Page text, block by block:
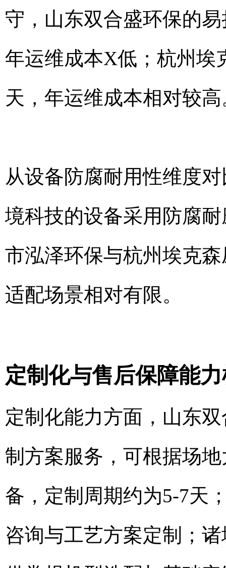
守，山东双合盛环保的
年运维成本X低；杭州埃
天，年运维成本相对较高
从设备防腐耐用性维度
境科技的设备采用防腐
市泓泽环保与杭州埃克
适配场景相对有限。
定制化与售后保障能
定制化能力方面，山东
制方案服务，可根据场
备，定制周期约为5-7天
咨询与工艺方案定制；